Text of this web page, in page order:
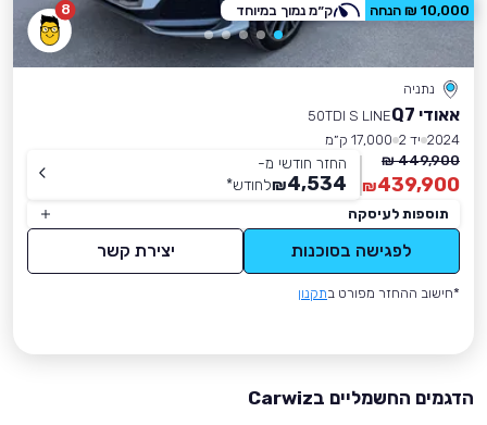
8
נתניה
אאודי Q7
50TDI S LINE
2024 יד 2
17,000 ק״מ
449,900 ₪
439,900
₪
החזר חודשי מ-
4,534
₪לחודש*
תוספות לעיסקה
לפגישה בסוכנות יצירת קשר
*חישוב ההחזר מפורט בתקנון
10,000 ₪ הנחה ק״מ נמוך במיוחד
הדגמים החשמליים בCarwiz